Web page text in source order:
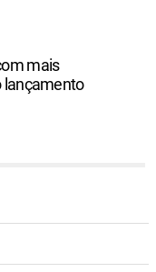
mais
lançamento